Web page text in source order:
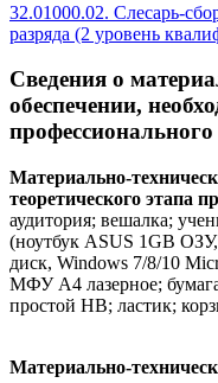
32.01000.02. Слесарь-
разряда (2 уровень
Сведения о
обеспечении,
Материально-
теоретического этапа
аудитория; вешалка;
(ноутбук ASUS 1GB
диск, Windows 7/8/10
МФУ А4 лазерное;
простой HB; ластик;
Материально-